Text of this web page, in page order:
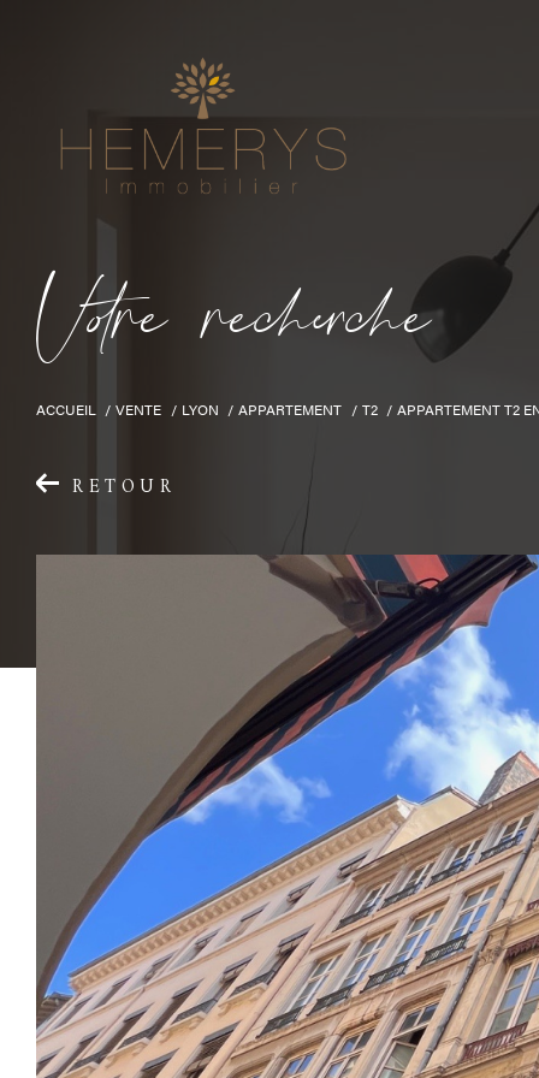
Vore recece
ACCUEIL VENTE LYON APPARTEMENT T2 APPARTEMENT T2
RETOUR